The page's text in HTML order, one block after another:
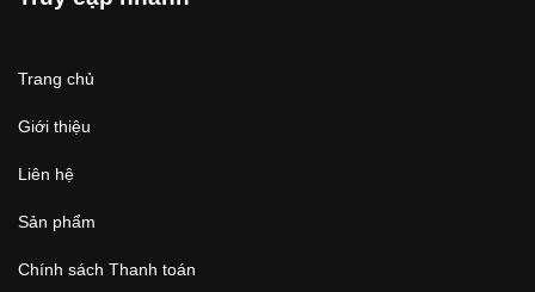
Trang chủ
Giới thiệu
Liên hệ
Sản phẩm
Chính sách Thanh toán